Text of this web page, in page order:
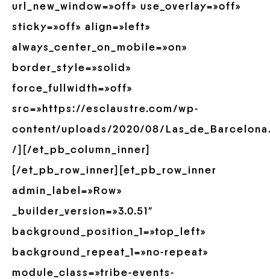
url_new_window=»off» use_overlay=»off»
sticky=»off» align=»left»
always_center_on_mobile=»on»
border_style=»solid»
force_fullwidth=»off»
src=»https://esclaustre.com/wp-
content/uploads/2020/08/
/][/et_pb_column_inner]
[/et_pb_row_inner][et_pb_row_inner
admin_label=»Row»
_builder_version=»3.0.51″
background_position_1=»top_left»
background_repeat_1=»no-repeat»
module_class=»tribe-events-